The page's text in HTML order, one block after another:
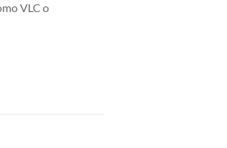
VLC o